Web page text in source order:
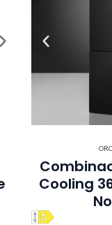
Cooling